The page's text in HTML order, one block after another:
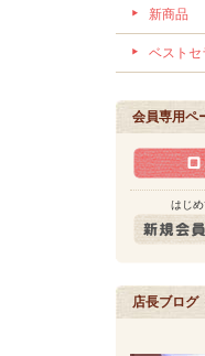
新商品
ベストセ
会員専用ペ
はじ
店長ブログ